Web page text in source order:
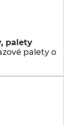
palety
palety o